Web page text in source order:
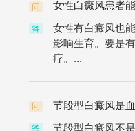
问 女性白癜风患者
答
女性有白癜风也
影响生育。要是
疗。...
问 节段型白癜风是
答
节段型白癜风不